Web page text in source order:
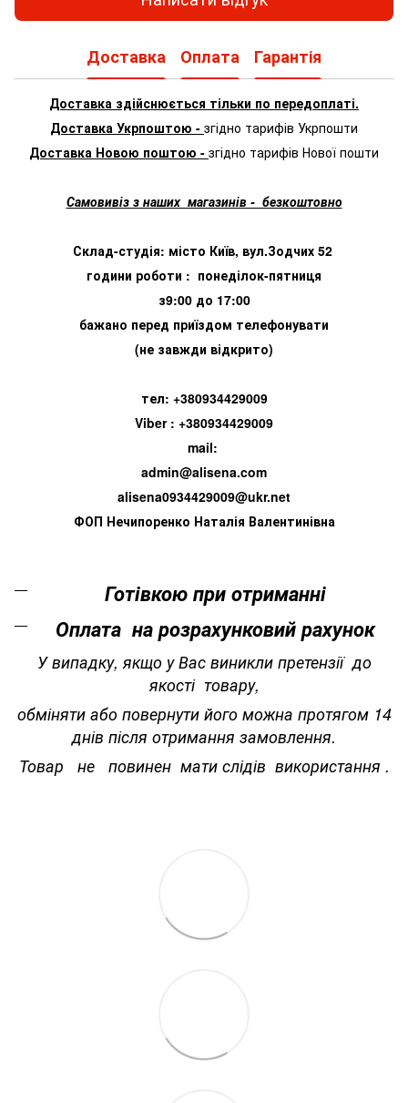
Доставка Оплата Гарантія
Доставка здійснюється тільки по передоплаті.
Доставка Укрпоштою - згідно тарифів Укрпошти
Доставка Новою поштою - згідно тарифів Нової пошти
Самовивіз з наших магазинів - безкоштовно
Склад-студія: місто Київ, вул.Зодчих 52
години роботи : понеділок-пятниця
з9:00 до 17:00
бажано перед приїздом телефонувати
(не завжди відкрито)
тел: +380934429009
Viber : +380934429009
mail:
admin@alisena.com
alisena0934429009@ukr.net
ФОП Нечипоренко Наталія Валентинівна
Готівкою при отриманні
Оплата на розрахунковий рахунок
У випадку, якщо у Вас виникли претензії до
якості товару,
обміняти або повернути його можна протягом 14
днів після отримання замовлення.
Товар не повинен мати слідів використання .